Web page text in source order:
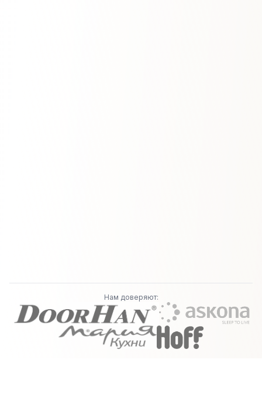
Нам доверяют: